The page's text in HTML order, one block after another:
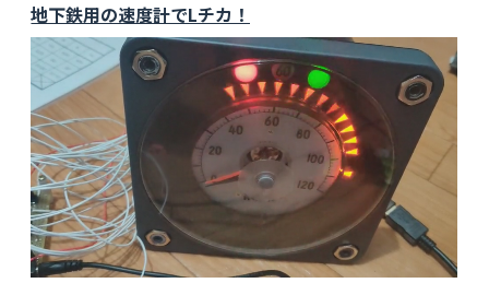
地下鉄用の速度計でLチカ！